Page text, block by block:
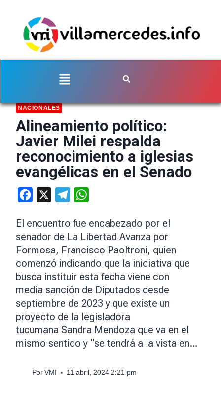
NACIONALES
Alineamiento político:
Javier Milei respalda
reconocimiento a iglesias
evangélicas en el Senado
Facebook Telegram
El encuentro fue encabezado por el
senador de La Libertad Avanza por
Formosa, Francisco Paoltroni, quien
comenzó indicando que la iniciativa que
busca instituir esta fecha viene con
media sanción de Diputados desde
septiembre de 2023 y que existe un
proyecto de la legisladora
tucumana Sandra Mendoza que va en el
mismo sentido y “se tendrá a la vista en…
Por VMI 11 abril, 2024 2:21 pm